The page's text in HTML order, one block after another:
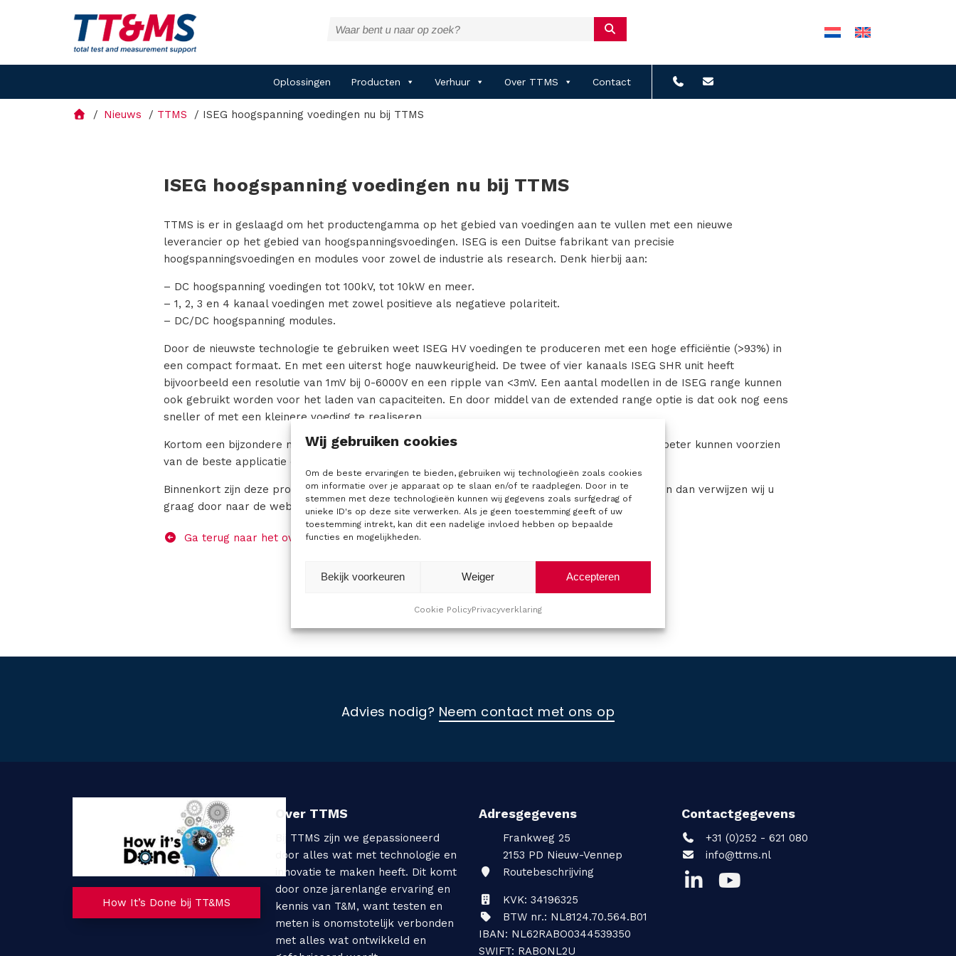
Wij gebruiken cookies
Om de beste ervaringen te bieden, gebruiken wij technologieën zoals cookies
om informatie over je apparaat op te slaan en/of te raadplegen. Door in te
stemmen met deze technologieën kunnen wij gegevens zoals surfgedrag of
unieke ID's op deze site verwerken. Als je geen toestemming geeft of uw
toestemming intrekt, kan dit een nadelige invloed hebben op bepaalde
functies en mogelijkheden.
Accepteren
Weiger
Bekijk voorkeuren
Cookie PolicyPrivacyverklaring
Oplossingen Producten Verhuur Over TTMS Contact
Nieuws TTMS ISEG hoogspanning voedingen nu bij TTMS
ISEG hoogspanning voedingen nu bij TTMS
TTMS is er in geslaagd om het productengamma op het gebied van voedingen aan te vullen met een nieuwe
leverancier op het gebied van hoogspanningsvoedingen. ISEG is een Duitse fabrikant van precisie
hoogspanningsvoedingen en modules voor zowel de industrie als research. Denk hierbij aan:
– DC hoogspanning voedingen tot 100kV, tot 10kW en meer.
– 1, 2, 3 en 4 kanaal voedingen met zowel positieve als negatieve polariteit.
– DC/DC hoogspanning modules.
Door de nieuwste technologie te gebruiken weet ISEG HV voedingen te produceren met een hoge efficiëntie (>93%) in
een compact formaat. En met een uiterst hoge nauwkeurigheid. De twee of vier kanaals ISEG SHR unit heeft
bijvoorbeeld een resolutie van 1mV bij 0-6000V en een ripple van <3mV. Een aantal modellen in de ISEG range kunnen
ook gebruikt worden voor het laden van capaciteiten. En door middel van de extended range optie is dat ook nog eens
sneller of met een kleinere voeding te realiseren.
Kortom een bijzondere nieuwe lijn aan hoogspanning voedingen zodat wij u in de toekomst nog beter kunnen voorzien
van de beste applicatie oplossingen op het gebied van DC voedingen.
Binnenkort zijn deze producten te vinden op onze website. Wilt u alvast kijken naar de voedingen dan verwijzen wij u
graag door naar de website van ISEG
Ga terug naar het overzicht
Advies nodig? Neem contact met ons op
How It’s Done bij TT&MS
Over TTMS
Bij TTMS zijn we gepassioneerd
door alles wat met technologie en
innovatie te maken heeft. Dit komt
door onze jarenlange ervaring en
kennis van T&M, want testen en
meten is onomstotelijk verbonden
met alles wat ontwikkeld en
Adresgegevens
Frankweg 25
2153 PD Nieuw-Vennep
Routebeschrijving
KVK: 34196325
BTW nr.: NL8124.70.564.B01
IBAN: NL62RABO0344539350
SWIFT: RABONL2U
Contactgegevens
+31 (0)252 - 621 080
info@ttms.nl